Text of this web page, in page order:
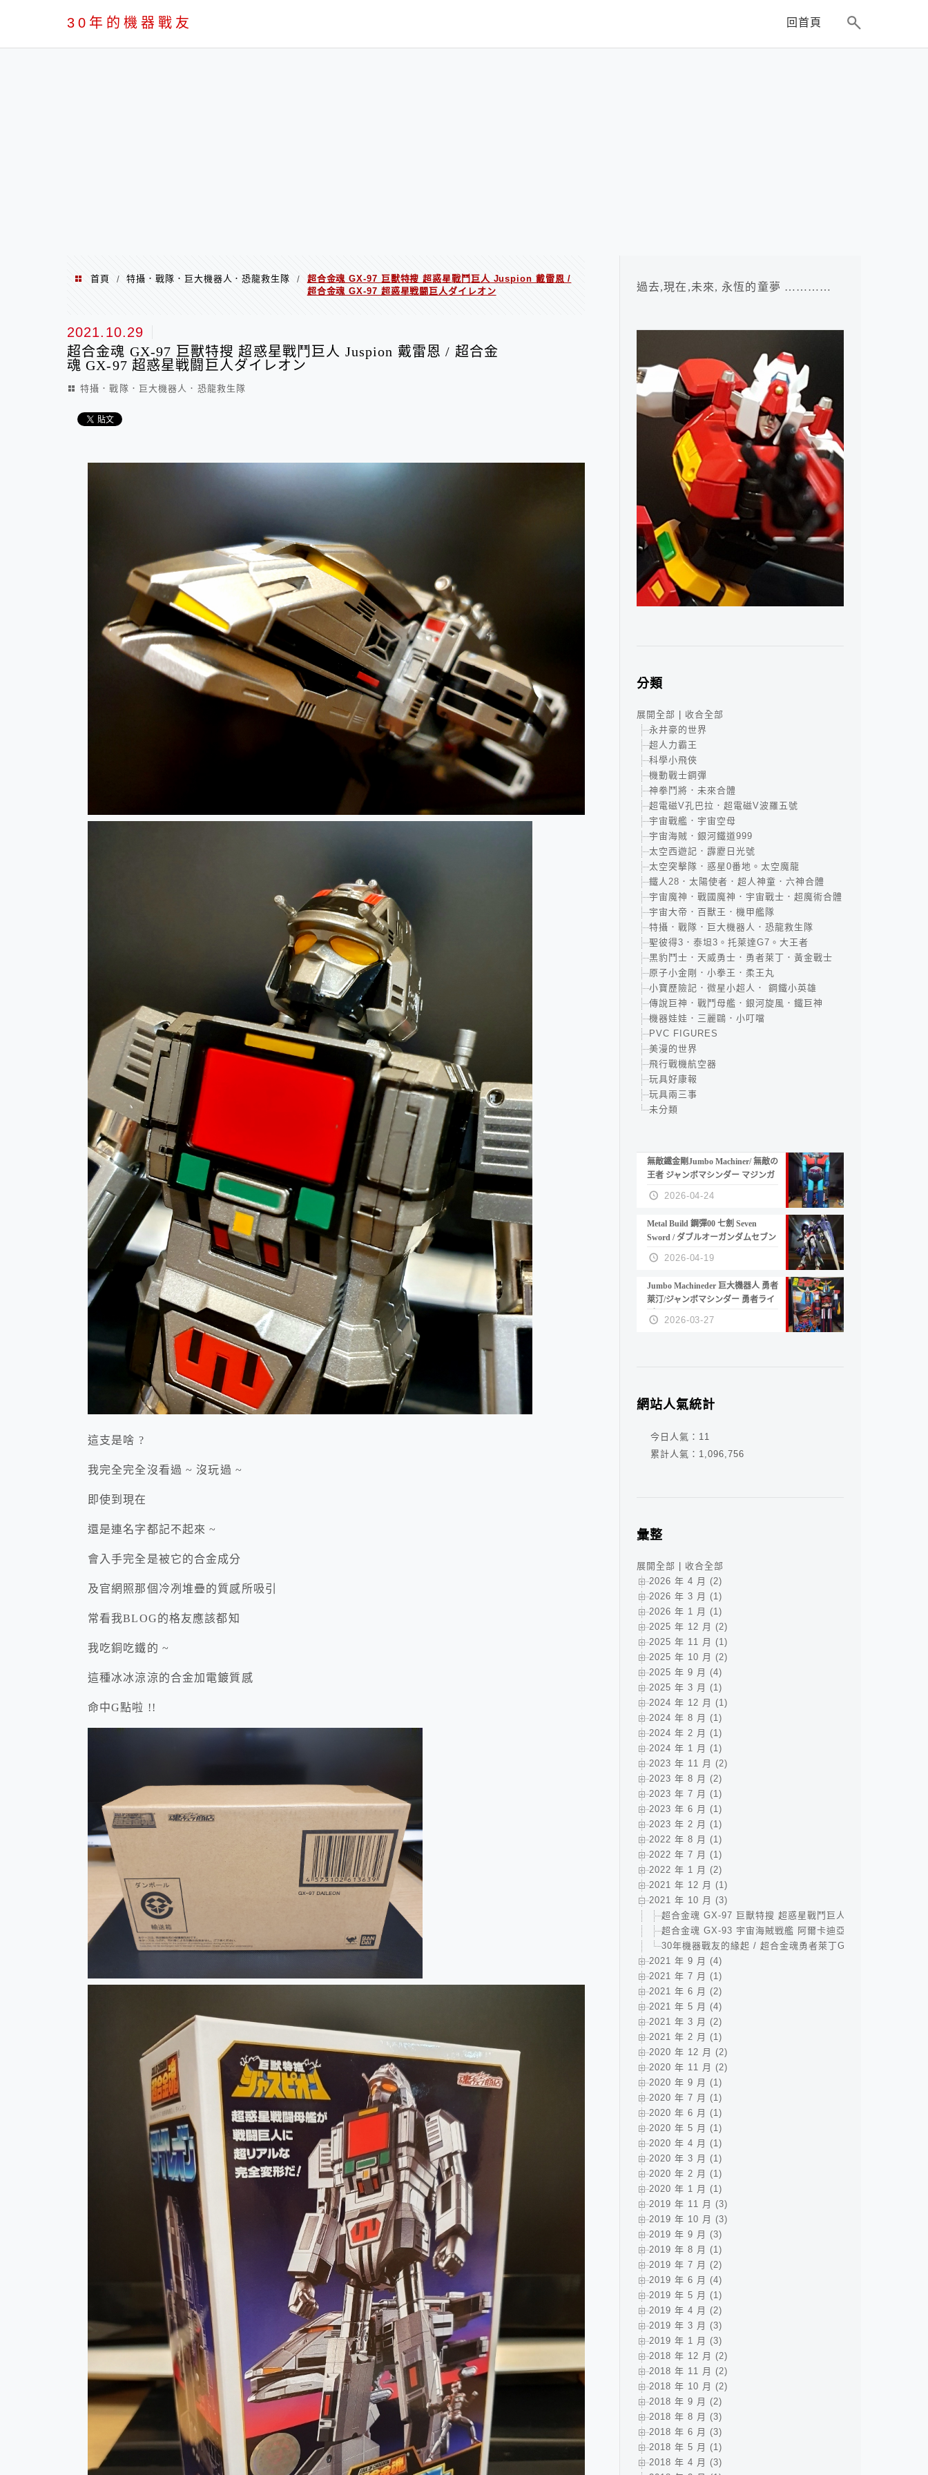
30年的機器戰友 回首頁
首頁 / 特攝．戰隊．巨大機器人．恐龍救生隊 /
超合金魂 GX-97 巨獸特搜 超惑星戰鬥巨人 Juspion 戴雷恩 /
超合金魂 GX-97 超惑星戦闘巨人ダイレオン
2021.10.29
超合金魂 GX-97 巨獸特搜 超惑星戰鬥巨人 Juspion 戴雷恩 / 超合金
魂 GX-97 超惑星戦闘巨人ダイレオン
特攝．戰隊．巨大機器人．恐龍救生隊
這支是啥 ?
我完全完全沒看過 ~ 沒玩過 ~
即使到現在
還是連名字都記不起來 ~
會入手完全是被它的合金成分
及官網照那個冷冽堆疊的質感所吸引
常看我BLOG的格友應該都知
我吃銅吃鐵的 ~
這種冰冰涼涼的合金加電鍍質感
命中G點啦 !!
過去,現在,未來, 永恆的童夢 …………
分類
展開全部
收合全部
永井豪的世界
超人力霸王
科學小飛俠
機動戰士鋼彈
神拳鬥將．未來合體
超電磁V孔巴拉．超電磁V波羅五號
宇宙戰艦．宇宙空母
宇宙海賊．銀河鐵道999
太空西遊記．霹靂日光號
太空突擊隊．惑星0番地。太空魔龍
鐵人28．太陽使者．超人神童．六神合體
宇宙魔神．戰國魔神．宇宙戰士．超魔術合體
宇宙大帝．百獸王．機甲艦隊
特攝．戰隊．巨大機器人．恐龍救生隊
聖彼得3．泰坦3。托萊達G7。大王者
黑豹鬥士．天威勇士．勇者萊丁．黃金戰士
原子小金剛．小拳王．柔王丸
小寶歷險記．微星小超人． 鋼鐵小英雄
傳說巨神．戰鬥母艦．銀河旋風．鐵巨神
機器娃娃．三麗鷗．小叮噹
PVC FIGURES
美漫的世界
飛行戰機航空器
玩具好康報
玩具兩三事
未分類
無敵鐵金剛Jumbo Machiner/ 無敵の
王者 ジャンボマシンダー マジンガ
ーZ
2026-04-24
Metal Build 鋼彈00 七劍 Seven
Sword / ダブルオーガンダムセブン
ソード/G
2026-04-19
Jumbo Machineder 巨大機器人 勇者
萊汀/ジャンボマシンダー 勇者ライ
ディーン
2026-03-27
網站人氣統計
今日人氣： 11
累計人氣： 1,096,756
彙整
展開全部
收合全部
2026 年 4 月 (2)
2026 年 3 月 (1)
2026 年 1 月 (1)
2025 年 12 月 (2)
2025 年 11 月 (1)
2025 年 10 月 (2)
2025 年 9 月 (4)
2025 年 3 月 (1)
2024 年 12 月 (1)
2024 年 8 月 (1)
2024 年 2 月 (1)
2024 年 1 月 (1)
2023 年 11 月 (2)
2023 年 8 月 (2)
2023 年 7 月 (1)
2023 年 6 月 (1)
2023 年 2 月 (1)
2022 年 8 月 (1)
2022 年 7 月 (1)
2022 年 1 月 (2)
2021 年 12 月 (1)
2021 年 10 月 (3)
超合金魂 GX-97 巨獸特搜 超惑星戰鬥巨人 Juspion 戴雷恩
超合金魂 GX-93 宇宙海賊戦艦 阿爾卡迪亞號 / 超合金魂
30年機器戰友的緣起 / 超合金魂勇者萊丁GX-41+GX-41S /
2021 年 9 月 (4)
2021 年 7 月 (1)
2021 年 6 月 (2)
2021 年 5 月 (4)
2021 年 3 月 (2)
2021 年 2 月 (1)
2020 年 12 月 (2)
2020 年 11 月 (2)
2020 年 9 月 (1)
2020 年 7 月 (1)
2020 年 6 月 (1)
2020 年 5 月 (1)
2020 年 4 月 (1)
2020 年 3 月 (1)
2020 年 2 月 (1)
2020 年 1 月 (1)
2019 年 11 月 (3)
2019 年 10 月 (3)
2019 年 9 月 (3)
2019 年 8 月 (1)
2019 年 7 月 (2)
2019 年 6 月 (4)
2019 年 5 月 (1)
2019 年 4 月 (2)
2019 年 3 月 (3)
2019 年 1 月 (3)
2018 年 12 月 (2)
2018 年 11 月 (2)
2018 年 10 月 (2)
2018 年 9 月 (2)
2018 年 8 月 (3)
2018 年 6 月 (3)
2018 年 5 月 (1)
2018 年 4 月 (3)